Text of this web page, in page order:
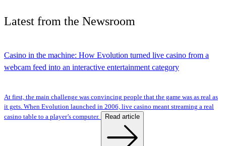
Latest from the Newsroom
Casino in the machine: How Evolution turned live casino from a
webcam feed into an interactive entertainment category
At first, the main challenge was convincing people that the game was as real as
it gets. When Evolution launched in 2006, live casino meant streaming a real
casino table to a player’s computer.
Read article